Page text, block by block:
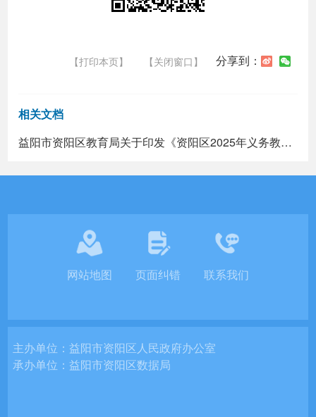
【打印本页】 【关闭窗口】 分享到：
相关文档
益阳市资阳区教育局关于印发《资阳区2025年义务教育阶段学校招生工作实施方案》的通知
网站地图 页面纠错 联系我们
主办单位：益阳市资阳区人民政府办公室
承办单位：益阳市资阳区数据局